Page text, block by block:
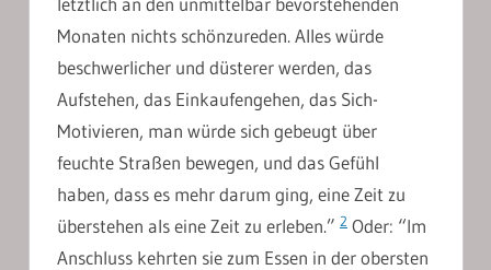
Monaten nichts schönzureden. Alles würde
beschwerlicher und düsterer werden, das
Aufstehen, das Einkaufengehen, das Sich-
Motivieren, man würde sich gebeugt über
feuchte Straßen bewegen, und das Gefühl
haben, dass es mehr darum ging, eine Zeit zu
überstehen als eine Zeit zu erleben.” 2 Oder: “Im
Anschluss kehrten sie zum Essen in der obersten